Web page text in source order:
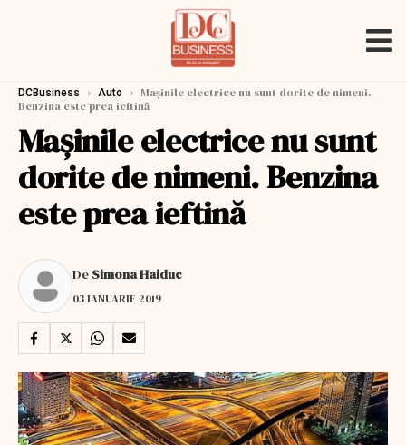
DCBusiness › Auto › Mașinile electrice nu sunt dorite de nimeni.
Benzina este prea ieftină
Mașinile electrice nu sunt
dorite de nimeni. Benzina
este prea ieftină
De Simona Haiduc
03 IANUARIE 2019